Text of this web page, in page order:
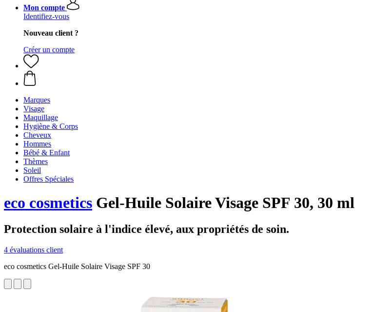
Mon compte
Identifiez-vous
Nouveau client ?
Créer un compte
Marques
Visage
Maquillage
Hygiène & Corps
Cheveux
Hommes
Bébé & Enfant
Thèmes
Soleil
Offres Spéciales
eco cosmetics Gel-Huile Solaire Visage SPF 30, 30 ml
Protection solaire à l'indice élevé, aux propriétés de soin.
4 évaluations client
eco cosmetics Gel-Huile Solaire Visage SPF 30